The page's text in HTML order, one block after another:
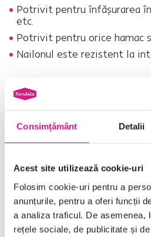
Consimțământ Detalii
Acest site utilizează cookie-uri
Folosim cookie-uri pentru a
anunțurile, pentru a oferi funcții
a analiza traficul. De asemenea,
rețele sociale, de publicitate și
Potrivit pentru înfăşurarea
etc.
Potrivit pentru orice hamac
Nailonul este rezistent la
Nr. produs : 0000285546
Parametri de bază
Informații despre ambalare